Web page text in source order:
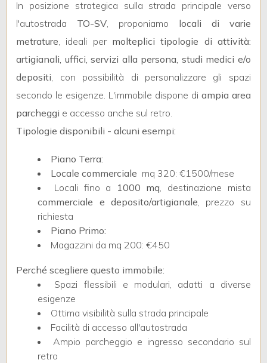
In posizione strategica sulla strada principale verso
l'autostrada TO-SV, proponiamo locali di varie
metrature, ideali per molteplici tipologie di attività:
artigianali, uffici, servizi alla persona, studi medici e/o
depositi, con possibilità di personalizzare gli spazi
secondo le esigenze. L'immobile dispone di ampia area
parcheggi e accesso anche sul retro.
Tipologie disponibili - alcuni esempi:
Piano Terra:
Locale commerciale  mq 320: €1500/mese
Locali fino a
1000 mq, destinazione mista
commerciale e deposito/artigianale, prezzo su
richiesta
Piano Primo:
Magazzini da mq 200: €450
Perché scegliere questo immobile:
Spazi flessibili e modulari, adatti a diverse
esigenze
Ottima visibilità sulla strada principale
Facilità di accesso all'autostrada
Ampio parcheggio e ingresso secondario sul
retro
Locali
minimi
Qualsiasi
4